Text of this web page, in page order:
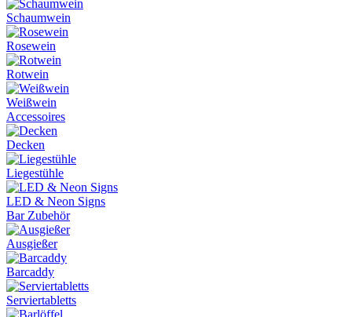
Schaumwein
Rosewein
Rotwein
Weißwein
Accessoires
Decken
Liegestühle
LED & Neon Signs
Bar Zubehör
Ausgießer
Barcaddy
Serviertabletts